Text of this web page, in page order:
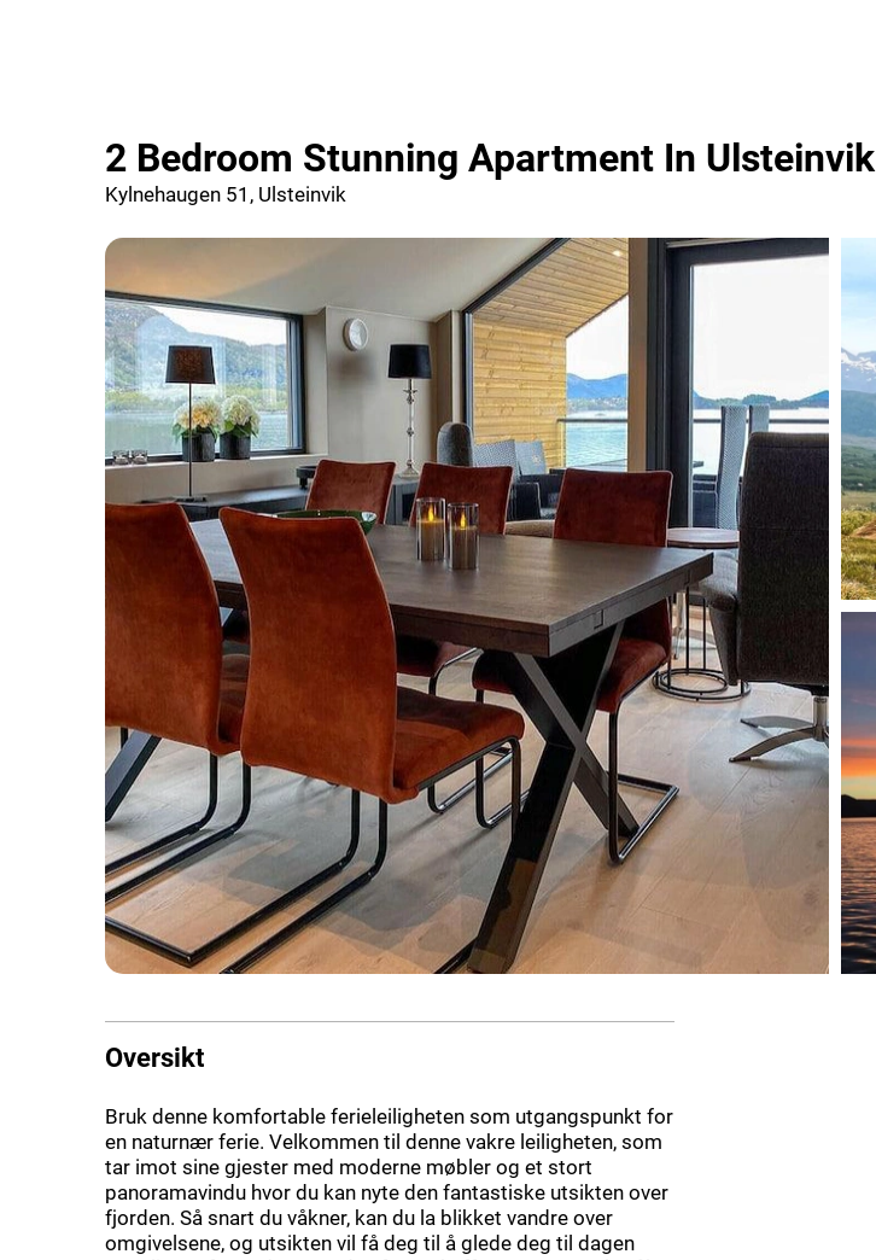
2 Bedroom Stunning Apartment In Ulsteinvik
Kylnehaugen 51, Ulsteinvik
Oversikt
Bruk denne komfortable ferieleiligheten som utgangspunkt for
en naturnær ferie. Velkommen til denne vakre leiligheten, som
tar imot sine gjester med moderne møbler og et stort
panoramavindu hvor du kan nyte den fantastiske utsikten over
fjorden. Så snart du våkner, kan du la blikket vandre over
omgivelsene, og utsikten vil få deg til å glede deg til dagen